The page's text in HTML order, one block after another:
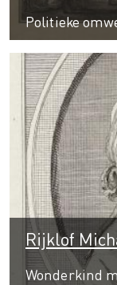
Politieke
Rijklof
Wonderkind